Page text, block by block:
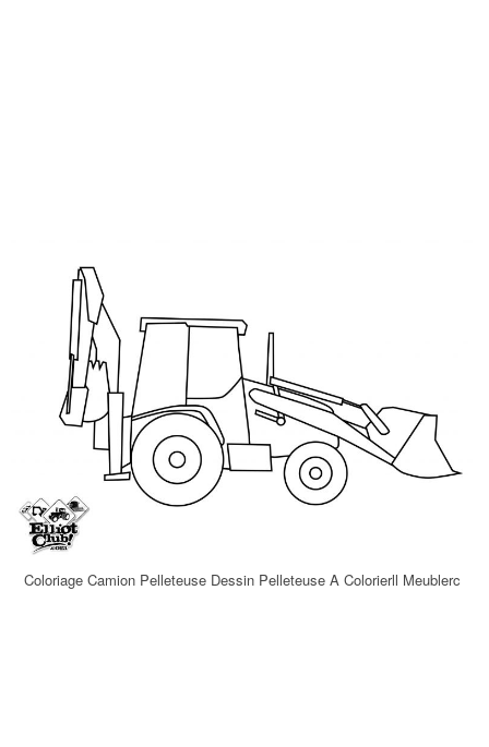
Coloriage Camion Pelleteuse Dessin Pelleteuse A Colorierll Meublerc